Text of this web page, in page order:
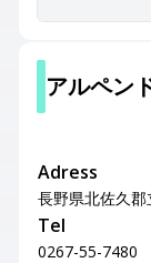
アルペン
Adress
長野県北佐久
Tel
0267-55-7480